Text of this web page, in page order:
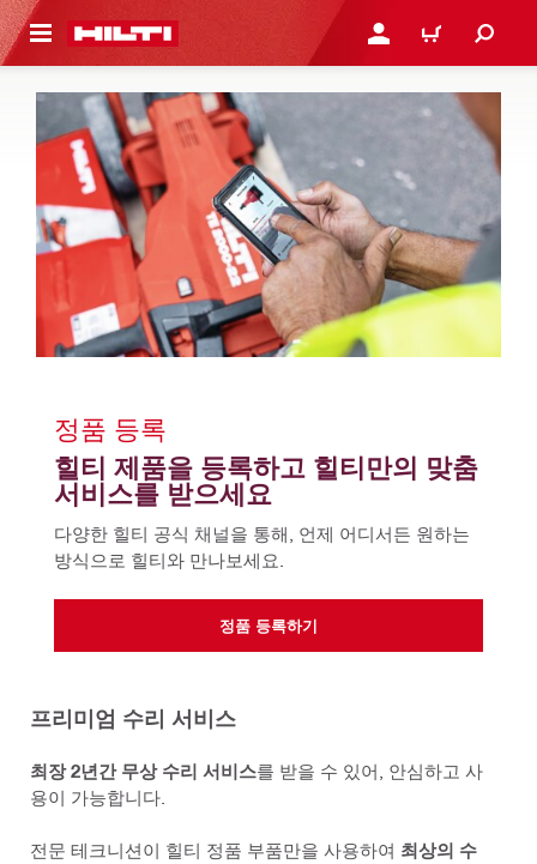
으로 건너뛰기 로그인 또는 회원가입
장바구니
정품 등록
힐티 제품을 등록하고 힐티만의 맞춤
서비스를 받으세요
다양한 힐티 공식 채널을 통해, 언제 어디서든 원하는
방식으로 힐티와 만나보세요.
정품 등록하기
프리미엄 수리 서비스
최장 2년간 무상 수리 서비스를 받을 수 있어, 안심하고 사
용이 가능합니다.
전문 테크니션이 힐티 정품 부품만을 사용하여 최상의 수